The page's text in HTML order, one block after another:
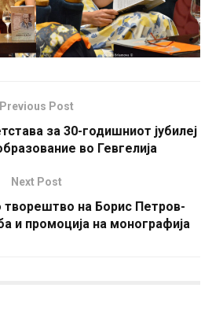
Previous Post
за 30-годишниот јубилеј
во Гевгелија
Next Post
творештво на Борис Петров-
и промоција на монографија